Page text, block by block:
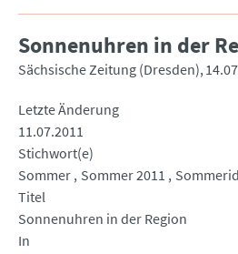
Sonnenuhren in der
Sächsische Zeitung (Dresden)
Letzte Änderung
11.07.2011
Stichwort(e)
Sommer Sommer 2011
Titel
Sonnenuhren in der Region
In